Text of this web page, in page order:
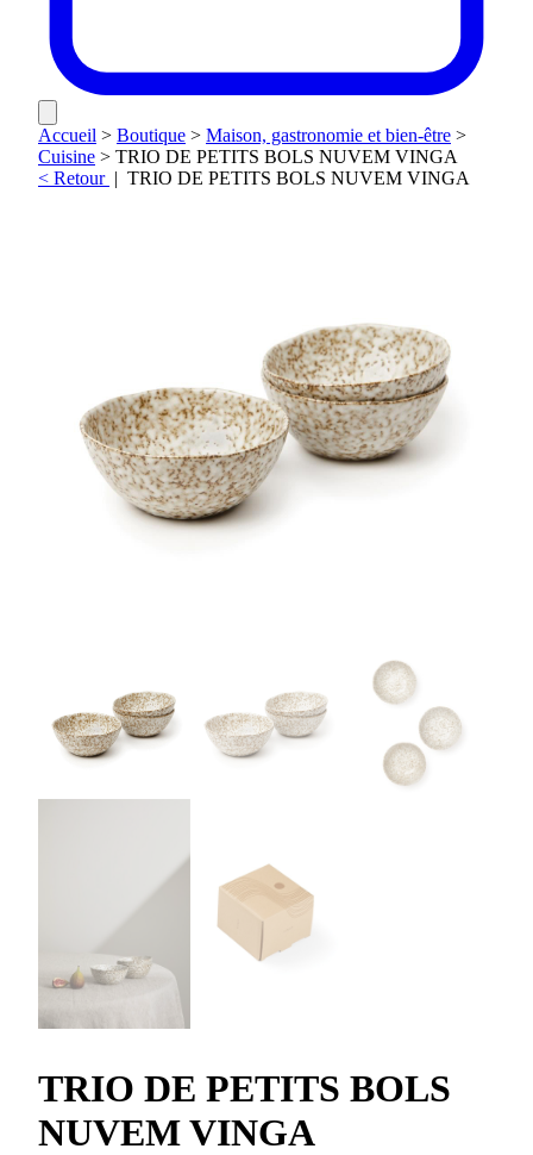
Accueil > Boutique > Maison, gastronomie et bien-être >
Cuisine > TRIO DE PETITS BOLS NUVEM VINGA
< Retour | TRIO DE PETITS BOLS NUVEM VINGA
TRIO DE PETITS BOLS
NUVEM VINGA